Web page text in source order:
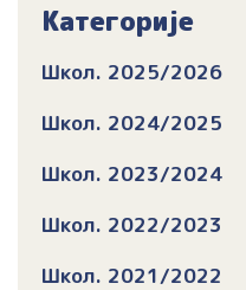
Категорије
Школ. 2025/2026
Школ. 2024/2025
Школ. 2023/2024
Школ. 2022/2023
Школ. 2021/2022